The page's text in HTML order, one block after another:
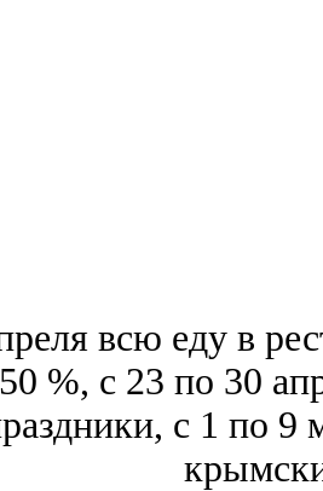
всю еду в
%, с 23 по 30
с 1 по 9